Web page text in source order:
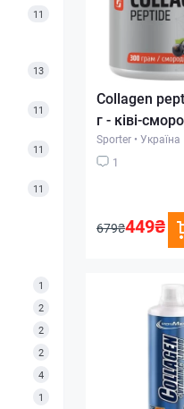
11
13
11
11
11
1
2
2
2
4
1
Collagen
г - ківі-
Sporter • Україна
1
679₴449₴